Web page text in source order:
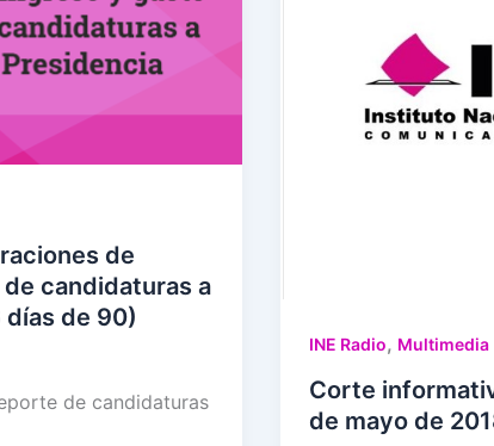
de
candidaturas a
de 90)
de candidaturas
INE Radio, Multimedia
Corte
de mayo de